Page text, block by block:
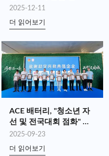
업에 선정 (2025년)
2025-12-11
더 읽어보기
ACE 배터리, "청소년 자
선 및 전국대회 점화" 자
선 하이킹 지원
2025-09-23
더 읽어보기